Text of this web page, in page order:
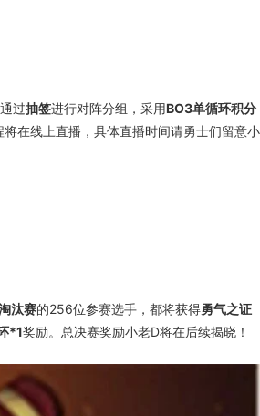
过抽签进行对阵分组，采用BO3单循环积分
将在线上直播，具体直播时间请勇士们留意小
汰赛的256位参赛选手，都将获得勇气之证
*1奖励。总决赛奖励小老D将在后续揭晓！